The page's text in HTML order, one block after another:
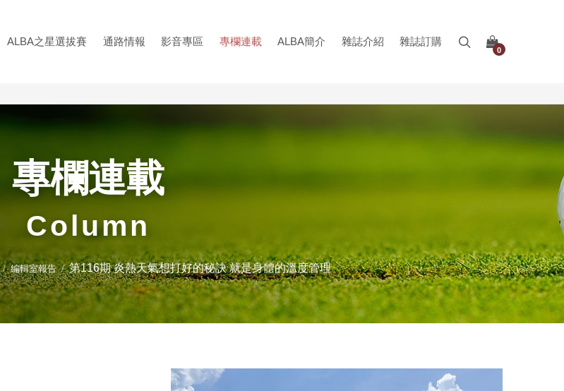
ALBA之星選拔賽 通路情報 影音專區 專欄連載 ALBA簡介 雜誌介紹 雜誌訂購
0
專欄連載
Column
編輯室報告 第116期 炎熱天氣想打好的秘訣 就是身體的溫度管理